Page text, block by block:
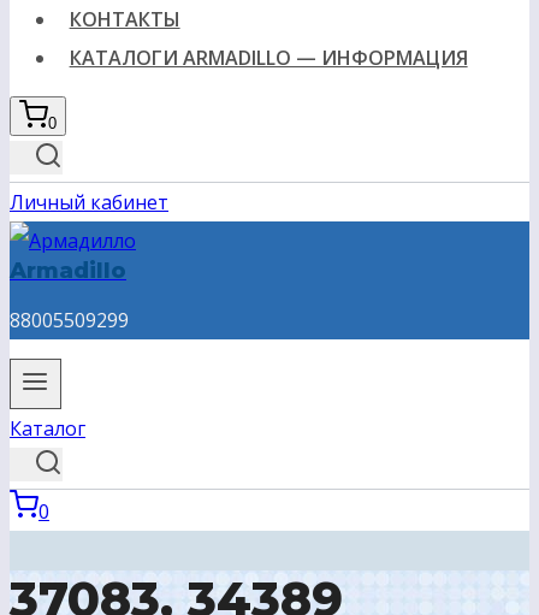
КОНТАКТЫ
КАТАЛОГИ ARMADILLO — ИНФОРМАЦИЯ
0
Личный кабинет
Armadillo
88005509299
Каталог
0
37083, 34389